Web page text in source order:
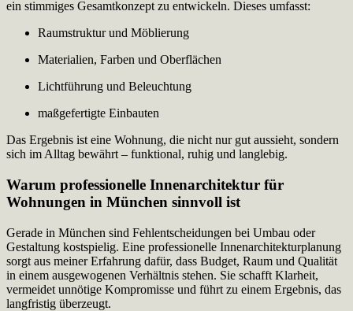
ein stimmiges Gesamtkonzept zu entwickeln. Dieses umfasst:
Raumstruktur und Möblierung
Materialien, Farben und Oberflächen
Lichtführung und Beleuchtung
maßgefertigte Einbauten
Das Ergebnis ist eine Wohnung, die nicht nur gut aussieht, sondern
sich im Alltag bewährt – funktional, ruhig und langlebig.
Warum professionelle Innenarchitektur für
Wohnungen in München sinnvoll ist
Gerade in München sind Fehlentscheidungen bei Umbau oder
Gestaltung kostspielig. Eine professionelle Innenarchitekturplanung
sorgt aus meiner Erfahrung dafür, dass Budget, Raum und Qualität
in einem ausgewogenen Verhältnis stehen. Sie schafft Klarheit,
vermeidet unnötige Kompromisse und führt zu einem Ergebnis, das
langfristig überzeugt.